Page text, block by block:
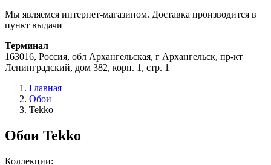
Мы являемся интернет-магазином. Доставка производится в
пункт выдачи
Терминал
163016, Россия, обл Архангельская, г Архангельск, пр-кт
Ленинградский, дом 382, корп. 1, стр. 1
Главная
Обои
Tekko
Обои Tekko
Коллекции: